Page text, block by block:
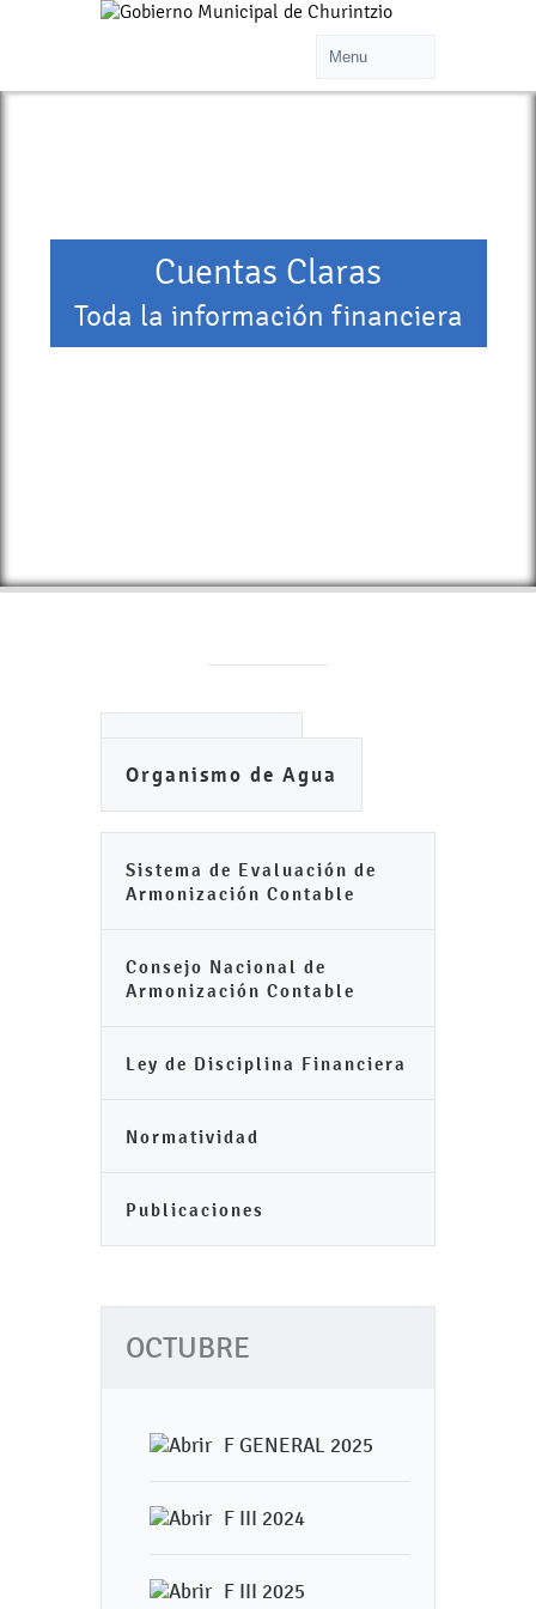
Cuentas Claras
Toda la información financiera
Organismo de Agua
Sistema de Evaluación de
Armonización Contable
Consejo Nacional de
Armonización Contable
Ley de Disciplina Financiera
Normatividad
Publicaciones
OCTUBRE
F GENERAL 2025
F III 2024
F III 2025